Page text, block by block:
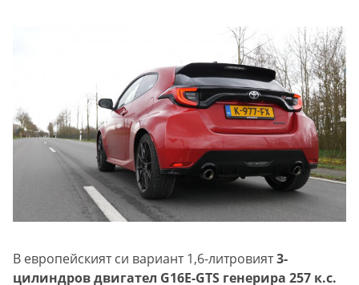
В европейският си вариант 1,6-литровият3-
цилиндров двигател G16E-GTS генерира 257 к.с.